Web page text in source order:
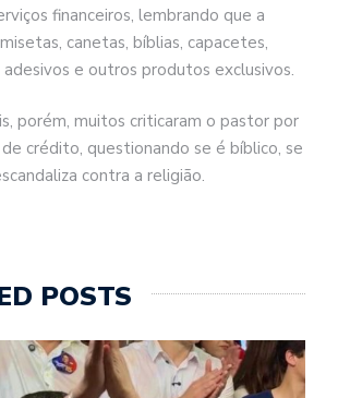
financeiros, lembrando que a
canetas, bíblias, capacetes,
adesivos e outros produtos exclusivos.
porém, muitos criticaram o pastor por
crédito, questionando se é bíblico, se
contra a religião.
POSTS